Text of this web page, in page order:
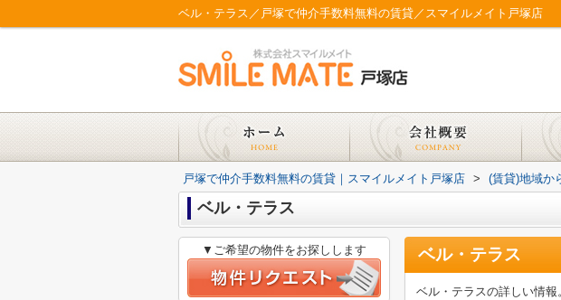
ベル・テラス／戸塚で仲介手数料無料の賃貸／スマイルメイト戸塚店
戸塚で仲介手数料無料の賃貸｜スマイルメイト戸塚店 > (賃貸)地域か
ベル・テラス
ベル・テラス
ベル・テラスの詳しい情
▼ご希望の物件をお探しします